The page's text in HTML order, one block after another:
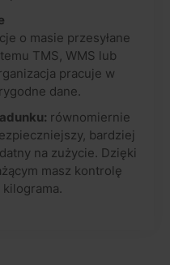
o masie przesyłane
TMS, WMS lub
pracuje w
dane.
równomiernie
bardziej
na zużycie. Dzięki
masz kontrolę
kilograma.